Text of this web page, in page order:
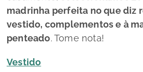
madrinha perfeita no que diz
vestido, complementos e à
penteado. Tome nota!
Vestido